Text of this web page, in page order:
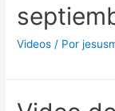
Videos / Por